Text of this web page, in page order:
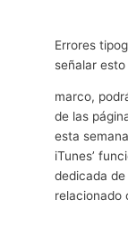
Errores
señalar esto
marco,
de las
esta
iTunes’
dedicada
relacionado